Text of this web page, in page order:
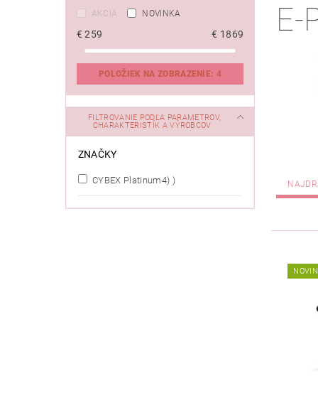
AKCIA NOVINKA
€259 € 1869
POLOŽIEK NA ZOBRAZENIE: 4
FILTROVANIE PODĽA PARAMETROV,
CHARAKTERISTÍK A VÝROBCOV
ZNAČKY
(4)
E-